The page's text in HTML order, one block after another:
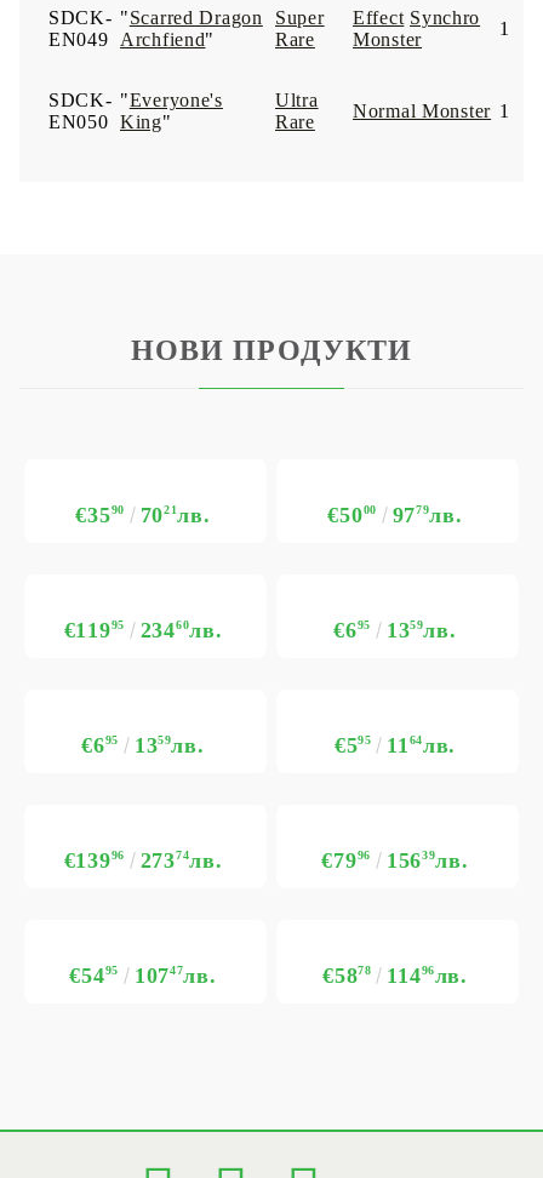
SDCK-
EN049
"Scarred Dragon
Archfiend"
Super
Rare
Effect Synchro
Monster
1
SDCK-
EN050
"Everyone's
King"
Ultra
Rare
Normal Monster 1
НОВИ ПРОДУКТИ
€3590 7021лв. €5000 9779лв.
€11995 23460лв. €695 1359лв.
€695 1359лв. €595 11 64лв.
€13996 27374лв. €7996 15639лв.
€5495 10747лв. €5878 11496лв.